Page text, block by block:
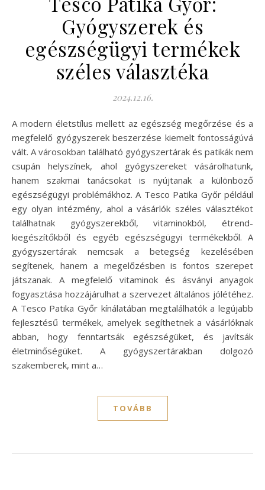
Gyógyszerek és
egészségügyi termékek
széles választéka
2024.12.16.
A modern életstílus mellett az egészség megőrzése és a
megfelelő gyógyszerek beszerzése kiemelt fontosságúvá
vált. A városokban található gyógyszertárak és patikák nem
csupán helyszínek, ahol gyógyszereket vásárolhatunk,
hanem szakmai tanácsokat is nyújtanak a különböző
egészségügyi problémákhoz. A Tesco Patika Győr például
egy olyan intézmény, ahol a vásárlók széles választékot
találhatnak gyógyszerekből, vitaminokból, étrend-
kiegészítőkből és egyéb egészségügyi termékekből. A
gyógyszertárak nemcsak a betegség kezelésében
segítenek, hanem a megelőzésben is fontos szerepet
játszanak. A megfelelő vitaminok és ásványi anyagok
fogyasztása hozzájárulhat a szervezet általános jólétéhez.
A Tesco Patika Győr kínálatában megtalálhatók a legújabb
fejlesztésű termékek, amelyek segíthetnek a vásárlóknak
abban, hogy fenntartsák egészségüket, és javítsák
életminőségüket. A gyógyszertárakban dolgozó
szakemberek, mint a…
TOVÁBB